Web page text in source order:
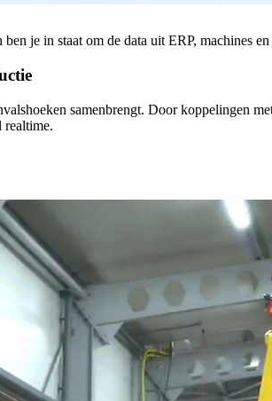
je in staat om de data uit ERP, machines
samenbrengt. Door koppelingen
realtime.